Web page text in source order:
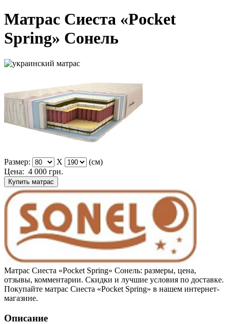
Матрас Сиеста «Pocket
Spring» Сонель
Размер: X
(см)
Цена: 4 000 грн.
Купить матрас
Матрас Сиеста «Pocket Spring» Сонель: размеры, цена,
отзывы, комментарии. Скидки и лучшие условия по доставке.
Покупайте матрас Сиеста «Pocket Spring» в нашем интернет-
магазине.
Описание